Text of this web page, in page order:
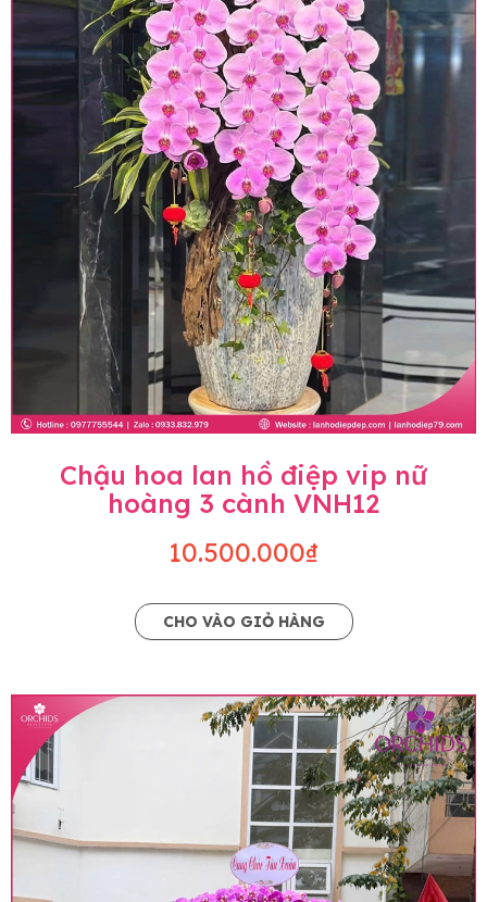
Chậu hoa lan hồ điệp vip nữ
hoàng 3 cành VNH12
10.500.000₫
CHO VÀO GIỎ HÀNG